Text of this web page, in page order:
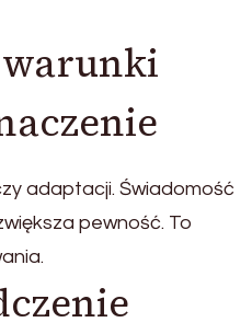
adaptacji. Świadomość
pewność. To